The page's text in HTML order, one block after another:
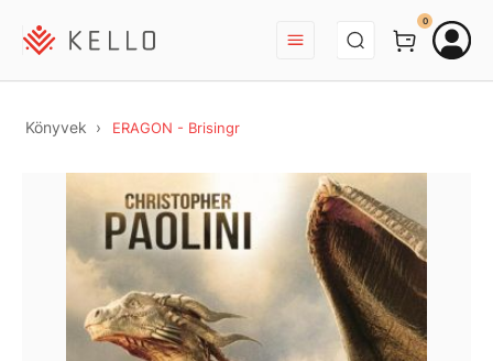
BEJELENTKEZÉS
0
Könyvek ERAGON - Brisingr